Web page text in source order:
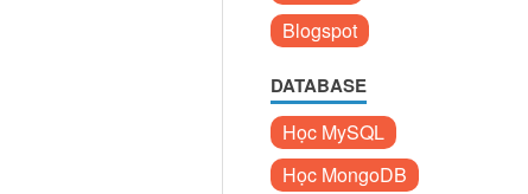
Blogspot
DATABASE
Học MySQL
Học MongoDB